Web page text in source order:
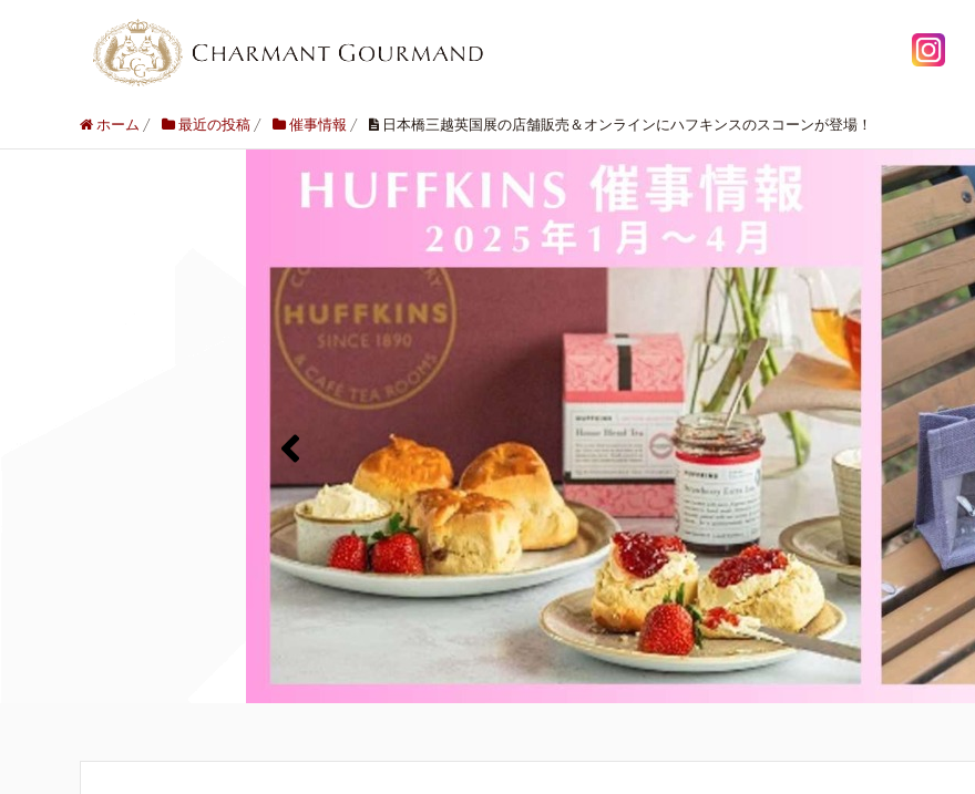
ホーム / 最近の投稿 / 催事情報 / 日本橋三越英国展の店舗販売＆オンラインにハフキンスのスコーンが登場！